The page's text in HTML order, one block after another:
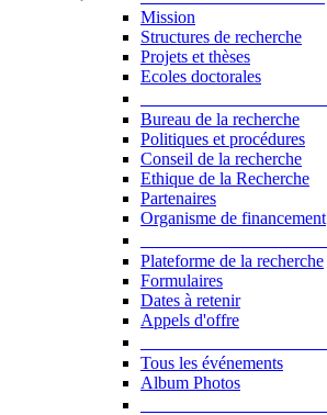
Mission
Structures de recherche
Projets et thèses
Ecoles doctorales
Bureau de la recherche
Politiques et procédures
Conseil de la recherche
Ethique de la Recherche
Partenaires
Organisme de financement
Plateforme de la recherche
Formulaires
Dates à retenir
Appels d'offre
Tous les événements
Album Photos